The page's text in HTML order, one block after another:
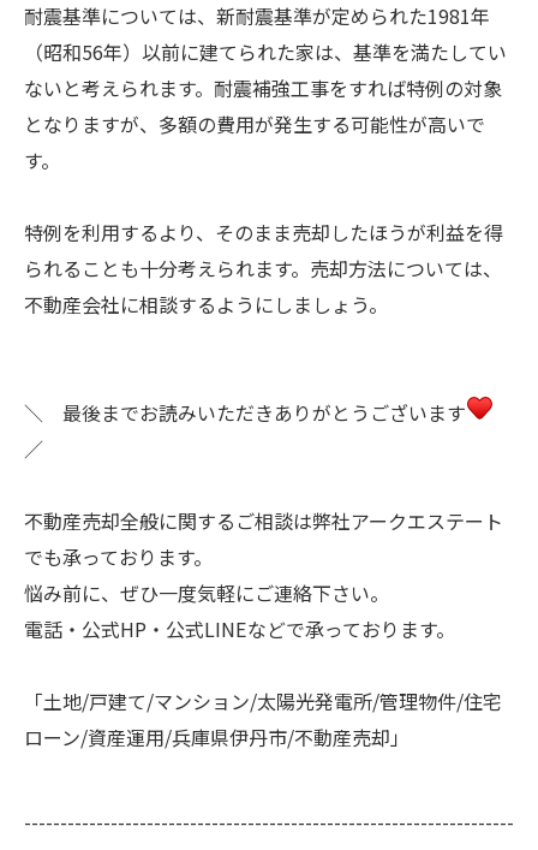
耐震基準については、新耐震基準が定められた1981年
（昭和56年）以前に建てられた家は、基準を満たしてい
ないと考えられます。耐震補強工事をすれば特例の対象
となりますが、多額の費用が発生する可能性が高いで
す。
特例を利用するより、そのまま売却したほうが利益を得
られることも十分考えられます。売却方法については、
不動産会社に相談するようにしましょう。
＼ 最後までお読みいただきありがとうございます
／
不動産売却全般に関するご相談は弊社アークエステート
でも承っております。
悩み前に、ぜひ一度気軽にご連絡下さい。
電話・公式HP・公式LINEなどで承っております。
「土地/戸建て/マンション/太陽光発電所/管理物件/住宅
ローン/資産運用/兵庫県伊丹市/不動産売却」
--------------------------------------------------------------------